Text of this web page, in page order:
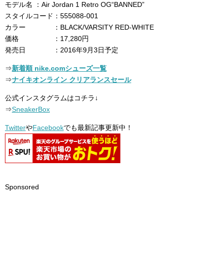
モデル名 ：Air Jordan 1 Retro OG“BANNED”
スタイルコード：555088-001
カラー ：BLACK/VARSITY RED-WHITE
価格 ：17,280円
発売日 ：2016年9月3日予定
⇒新着順 nike.comシューズ一覧
⇒ナイキオンライン クリアランスセール
公式インスタグラムはコチラ↓
⇒SneakerBox
TwitterやFacebookでも最新記事更新中！
Sponsored